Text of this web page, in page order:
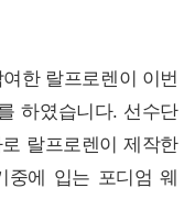
한 랄프로렌이 이번
하였습니다. 선수단
랄프로렌이 제작한
에 입는 포디엄 웨